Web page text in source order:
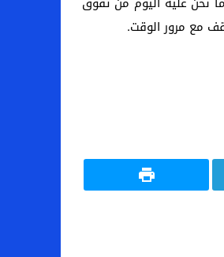
مع مرور الوقت.